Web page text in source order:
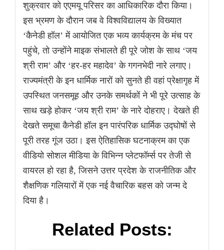
शुक्रवार को एएमयू परिसर का आधिकारिक दौरा किया।
इस भ्रमण के दौरान जब वे विश्वविद्यालय के विख्यात
‘कैनेडी हॉल’ में आयोजित एक भव्य कार्यक्रम के मंच पर
पहुंचे, तो उन्होंने माइक संभालते ही पूरे जोश के साथ ‘जय
श्री राम’ और ‘हर-हर महादेव’ के गगनभेदी नारे लगाए।
राज्यमंत्री के इन धार्मिक नारों को सुनते ही वहां प्रेक्षागृह में
उपस्थित जनसमूह और उनके समर्थकों ने भी पूरे उत्साह के
साथ खड़े होकर ‘जय श्री राम’ के नारे दोहराए। देखते ही
देखते समूचा कैनेडी हॉल इन पारंपरिक धार्मिक उद्घोषों से
पूरी तरह गूंज उठा। इस ऐतिहासिक घटनाक्रम का एक
वीडियो सोशल मीडिया के विभिन्न प्लेटफॉर्म्स पर तेजी से
वायरल हो रहा है, जिसने उत्तर प्रदेश के राजनीतिक और
शैक्षणिक गलियारों में एक नई वैचारिक बहस को जन्म दे
दिया है।
Related Posts: